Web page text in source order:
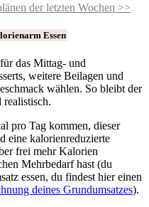
der letzten Wochen >>
Essen
das Mittag- und
weitere Beilagen und
wählen. So bleibt der
pro Tag kommen, dieser
eine kalorienreduzierte
frei mehr Kalorien
Mehrbedarf hast (du
essen, du findest hier einen
deines Grundumsatzes).